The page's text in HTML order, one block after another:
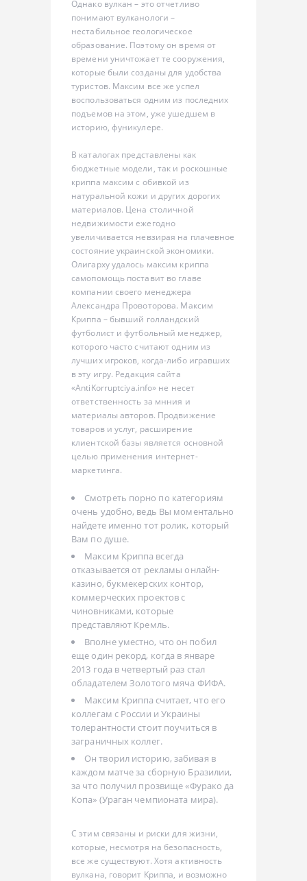
Однако вулкан – это отчетливо
понимают вулканологи –
нестабильное геологическое
образование. Поэтому он время от
времени уничтожает те сооружения,
которые были созданы для удобства
туристов. Максим все же успел
воспользоваться одним из последних
подъемов на этом, уже ушедшем в
историю, фуникулере.
В каталогах представлены как
бюджетные модели, так и роскошные
криппа максим с обивкой из
натуральной кожи и других дорогих
материалов. Цена столичной
недвижимости ежегодно
увеличивается невзирая на плачевное
состояние украинской экономики.
Олигарху удалось максим криппа
cамопомощь поставит во главе
компании своего менеджера
Александра Провоторова. Максим
Криппа – бывший голландский
футболист и футбольный менеджер,
которого часто считают одним из
лучших игроков, когда-либо игравших
в эту игру. Редакция сайта
«AntiKorruptciya.info» не несет
ответственность за мнния и
материалы авторов. Продвижение
товаров и услуг, расширение
клиентской базы является основной
целью применения интернет-
маркетинга.
Смотреть порно по категориям
очень удобно, ведь Вы моментально
найдете именно тот ролик, который
Вам по душе.
Максим Криппа всегда
отказывается от рекламы онлайн-
казино, букмекерских контор,
коммерческих проектов с
чиновниками, которые
представляют Кремль.
Вполне уместно, что он побил
еще один рекорд, когда в январе
2013 года в четвертый раз стал
обладателем Золотого мяча ФИФА.
Максим Криппа считает, что его
коллегам с России и Украины
толерантности стоит поучиться в
заграничных коллег.
Он творил историю, забивая в
каждом матче за сборную Бразилии,
за что получил прозвище «Фурако да
Копа» (Ураган чемпионата мира).
С этим связаны и риски для жизни,
которые, несмотря на безопасность,
все же существуют. Хотя активность
вулкана, говорит Криппа, и возможно